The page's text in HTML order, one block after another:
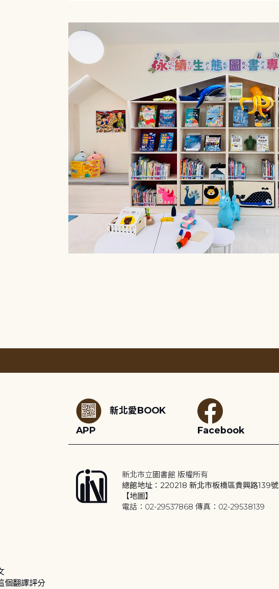
新北愛BOOK
APP
Facebook
新北市立圖書館 版權所有
總館地址：220218 新北市板橋區貴興路139號
【地圖】
電話：02-29537868 傳真：02-29538139
個翻譯評分